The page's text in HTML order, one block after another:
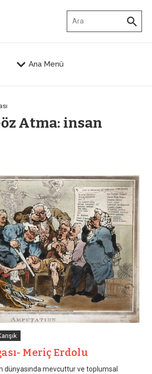
Ana Menü
Atma: insan
Meriç Erdolu
dünyasında mevcuttur ve toplumsal